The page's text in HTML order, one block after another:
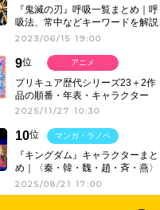
『鬼滅の刃』呼吸一覧まとめ｜呼
吸法、常中などキーワードを解説
2023/06/15 19:00
9位
プリキュア歴代シリーズ23＋2作
品の順番・年表・キャラクター
【2025年版】
2025/11/27 10:30
アニメ
10位
『キングダム』キャラクターまと
め｜〈秦・韓・魏・趙・斉・燕〉
2025/08/21 17:00
マンガ・ラノベ